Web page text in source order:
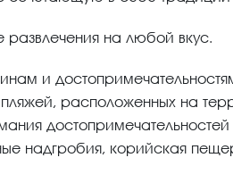
развлечения на любой вкус.
и
расположенных на
надгробия, корийская